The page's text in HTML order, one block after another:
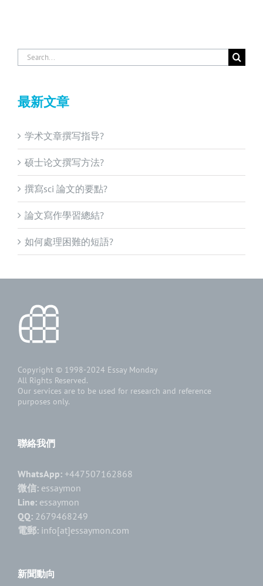
Search
for:
最新文章
学术文章撰写指导?
硕士论文撰写方法?
撰寫sci 論文的要點?
論文寫作學習總結?
如何處理困難的短語?
Copyright © 1998-2024 Essay Monday
All Rights Reserved.
Our services are to be used for research and reference
purposes only.
聯絡我們
WhatsApp: +447507162868
微信: essaymon
Line: essaymon
QQ: 2679468249
電郵: info[at]essaymon.com
新聞動向